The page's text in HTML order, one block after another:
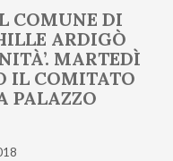
COMUNE DI
ARDIGÒ
MARTEDÌ
IL COMITATO
PALAZZO